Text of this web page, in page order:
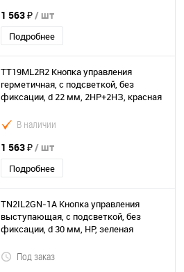
1 563 ₽/ шт
Подробнее
TT19ML2R2 Кнопка управления
герметичная, с подсветкой, без
фиксации, d 22 мм, 2НР+2НЗ, красная
В наличии
1 563 ₽/ шт
Подробнее
TN2IL2GN-1A Кнопка управления
выступающая, с подсветкой, без
фиксации, d 30 мм, НР, зеленая
Под заказ